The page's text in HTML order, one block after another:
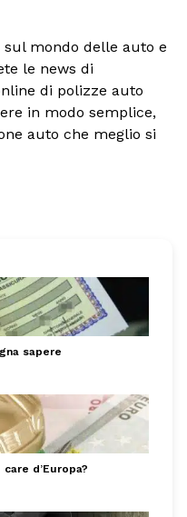
sul mondo delle auto e
le news di
di polizze auto
in modo semplice,
auto che meglio si
sapere
d’Europa?